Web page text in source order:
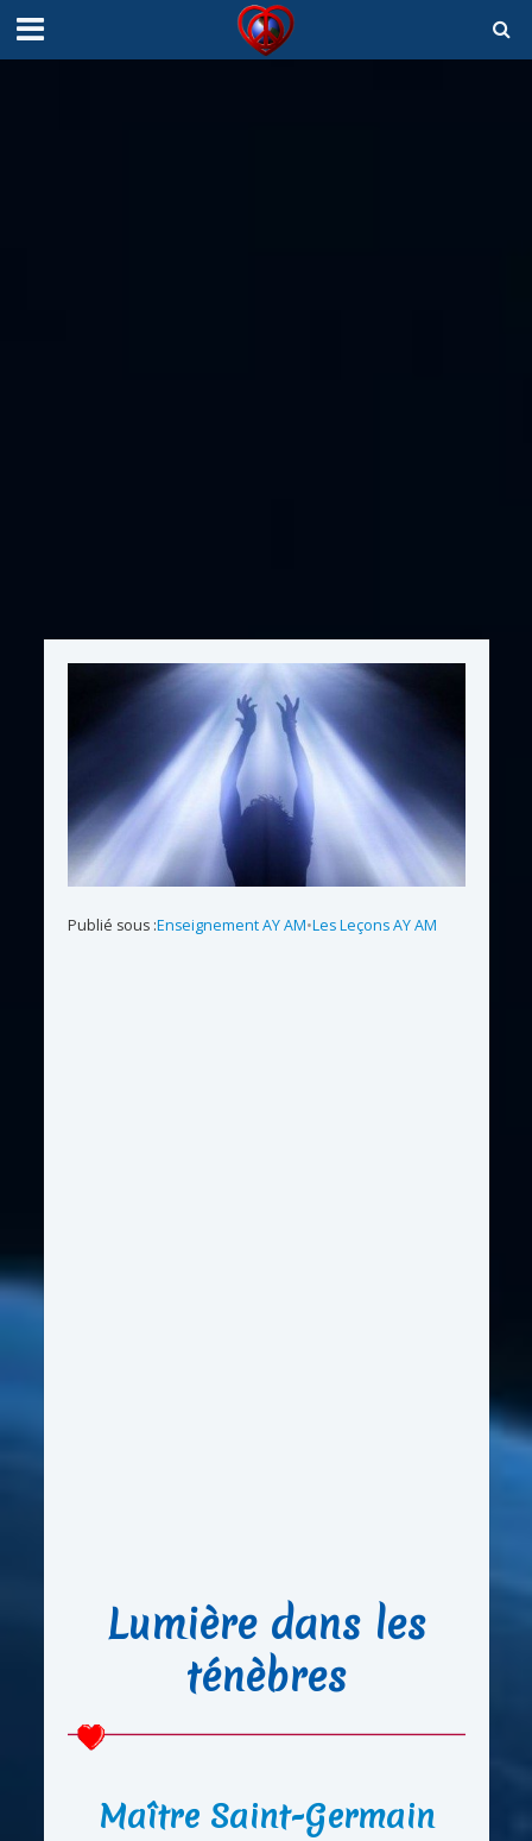
Publié sous :Enseignement AY AM•Les Leçons AY AM
Lumière dans les
ténèbres
Maître Saint-Germain